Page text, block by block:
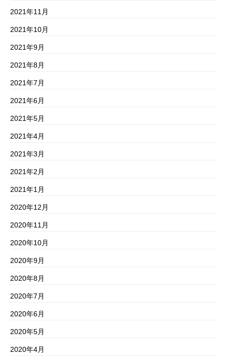
2021年11月
2021年10月
2021年9月
2021年8月
2021年7月
2021年6月
2021年5月
2021年4月
2021年3月
2021年2月
2021年1月
2020年12月
2020年11月
2020年10月
2020年9月
2020年8月
2020年7月
2020年6月
2020年5月
2020年4月